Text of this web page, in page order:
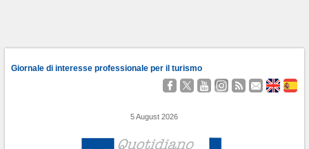
Giornale di interesse professionale per il turismo
SeguiciSeguiGuardaciSeguiciSeguiContattaci
About
5 August 2026